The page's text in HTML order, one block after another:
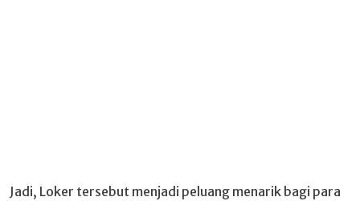
Jadi, Loker tersebut menjadi peluang menarik bagi para